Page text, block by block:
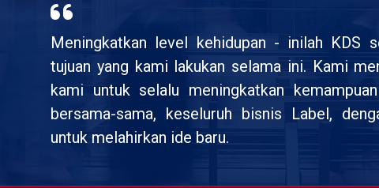
Meningkatkan level kehidupan - inilah KDS
tujuan yang kami lakukan selama ini. Kami
kami untuk selalu meningkatkan
bersama-sama, keseluruh bisnis Label,
untuk melahirkan ide baru.